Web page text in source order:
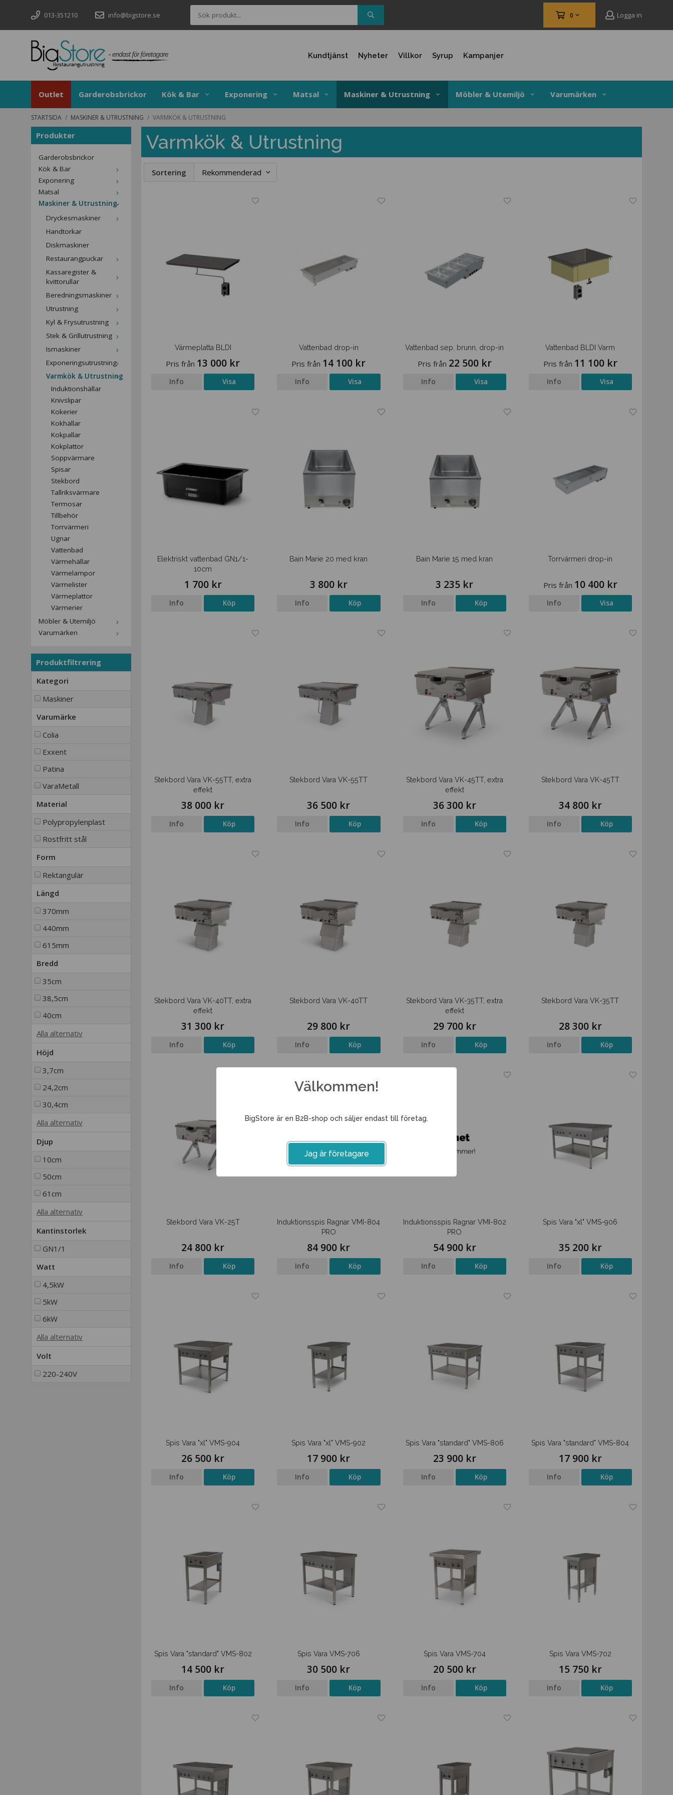
013-351210 info@bigstore.se 0 Logga in
Kundtjänst Nyheter Villkor Syrup Kampanjer
Outlet Garderobsbrickor Kök & Bar Exponering Matsal Maskiner & Utrustning Möbler & Utemiljö Varumärken
STARTSIDA / MASKINER & UTRUSTNING / VARMKÖK & UTRUSTNING
Produkter
Garderobsbrickor
Kök & Bar
Exponering
Matsal
Maskiner & Utrustning
Dryckesmaskiner
Handtorkar
Diskmaskiner
Restaurangpuckar
Kassaregister &
kvittorullar
Beredningsmaskiner
Utrustning
Kyl & Frysutrustning
Stek & Grillutrustning
Ismaskiner
Exponeringsutrustning
Varmkök & Utrustning
Induktionshällar
Knivslipar
Kokerier
Kokhällar
Kokpallar
Kokplattor
Soppvärmare
Spisar
Stekbord
Tallriksvärmare
Termosar
Tillbehör
Torrvärmeri
Ugnar
Vattenbad
Värmehällar
Värmelampor
Värmelister
Värmeplattor
Värmerier
Möbler & Utemiljö
Varumärken
Produktfiltrering
Kategori
Maskiner
Varumärke
Colia
Exxent
Patina
VaraMetall
Material
Polypropylenplast
Rostfritt stål
Form
Rektangulär
Längd
370mm
440mm
615mm
Bredd
35cm
38,5cm
40cm
Alla alternativ
Höjd
3,7cm
24,2cm
30,4cm
Alla alternativ
Djup
10cm
50cm
61cm
Alla alternativ
Kantinstorlek
GN1/1
Watt
4,5kW
5kW
6kW
Alla alternativ
Volt
220-240V
Varmkök & Utrustning
Sortering
Värmeplatta BLDI
Pris från 13 000 kr
Info Visa
Vattenbad drop-in
Pris från 14 100 kr
Info Visa
Vattenbad sep. brunn, drop-in
Pris från 22 500 kr
Info Visa
Vattenbad BLDI Varm
Pris från 11 100 kr
Info Visa
Elektriskt vattenbad GN1/1-
10cm
1 700 kr
Info Köp
Bain Marie 20 med kran
3 800 kr
Info Köp
Bain Marie 15 med kran
3 235 kr
Info Köp
Torrvärmeri drop-in
Pris från 10 400 kr
Info Visa
Stekbord Vara VK-55TT, extra
effekt
38 000 kr
Info Köp
Stekbord Vara VK-55TT
36 500 kr
Info Köp
Stekbord Vara VK-45TT, extra
effekt
36 300 kr
Info Köp
Stekbord Vara VK-45TT
34 800 kr
Info Köp
Stekbord Vara VK-40TT, extra
effekt
31 300 kr
Info Köp
Stekbord Vara VK-40TT
29 800 kr
Info Köp
Stekbord Vara VK-35TT, extra
effekt
29 700 kr
Info Köp
Stekbord Vara VK-35TT
28 300 kr
Info Köp
Stekbord Vara VK-25T
24 800 kr
Info Köp
Induktionsspis Ragnar VMI-804
PRO
84 900 kr
Info Köp
Induktionsspis Ragnar VMI-802
PRO
54 900 kr
Info Köp
Spis Vara "xl" VMS-906
35 200 kr
Info Köp
Spis Vara "xl" VMS-904
26 500 kr
Info Köp
Spis Vara "xl" VMS-902
17 900 kr
Info Köp
Spis Vara "standard" VMS-806
23 900 kr
Info Köp
Spis Vara "standard" VMS-804
17 900 kr
Info Köp
Spis Vara "standard" VMS-802
14 500 kr
Info Köp
Spis Vara VMS-706
30 500 kr
Info Köp
Spis Vara VMS-704
20 500 kr
Info Köp
Spis Vara VMS-702
15 750 kr
Info Köp
Välkommen!
BigStore är en B2B-shop och säljer endast till företag.
Jag är företagare